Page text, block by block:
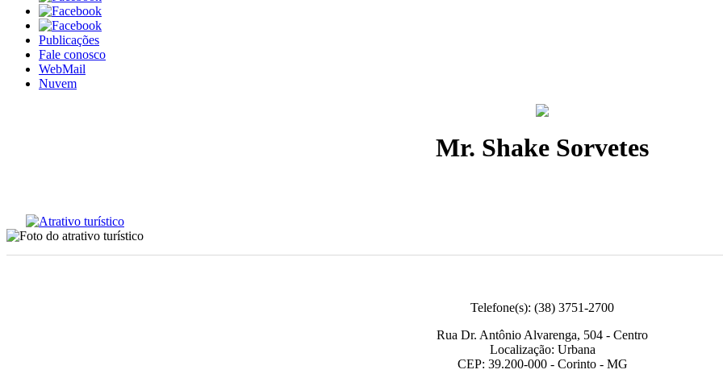
Publicações
Fale conosco
WebMail
Nuvem
Mr. Shake Sorvetes
Telefone(s): (38) 3751-2700
Rua Dr. Antônio Alvarenga, 504 - Centro
Localização: Urbana
CEP: 39.200-000 - Corinto - MG